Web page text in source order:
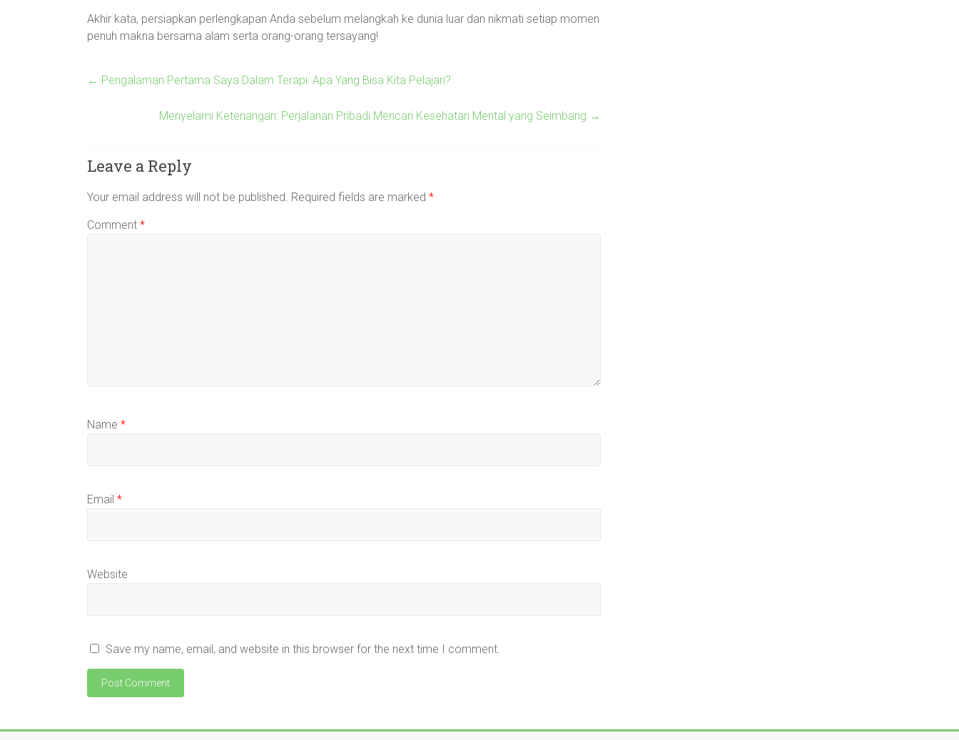
Akhir kata, persiapkan perlengkapan Anda sebelum melangkah ke dunia luar dan nikmati setiap momen
penuh makna bersama alam serta orang-orang tersayang!
← Pengalaman Pertama Saya Dalam Terapi: Apa Yang Bisa Kita Pelajari?
Menyelami Ketenangan: Perjalanan Pribadi Mencari Kesehatan Mental yang Seimbang →
Leave a Reply
Your email address will not be published. Required fields are marked *
Comment *
Name *
Email *
Website
Save my name, email, and website in this browser for the next time I comment.